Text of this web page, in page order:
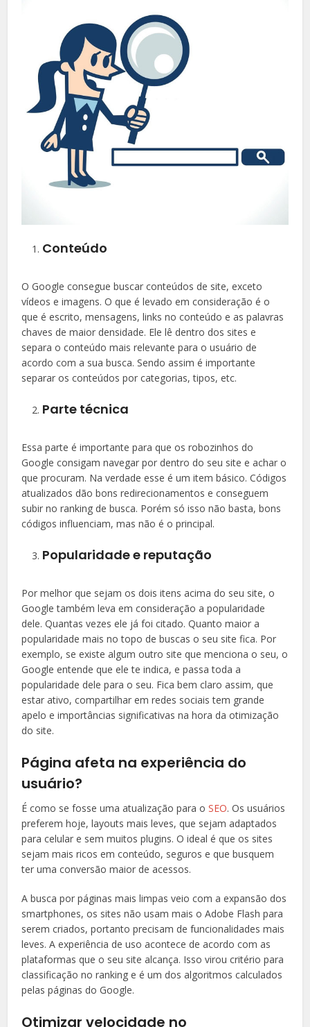
Conteúdo
O Google consegue buscar conteúdos de site, exceto
vídeos e imagens. O que é levado em consideração é o
que é escrito, mensagens, links no conteúdo e as palavras
chaves de maior densidade. Ele lê dentro dos sites e
separa o conteúdo mais relevante para o usuário de
acordo com a sua busca. Sendo assim é importante
separar os conteúdos por categorias, tipos, etc.
Parte técnica
Essa parte é importante para que os robozinhos do
Google consigam navegar por dentro do seu site e achar o
que procuram. Na verdade esse é um item básico. Códigos
atualizados dão bons redirecionamentos e conseguem
subir no ranking de busca. Porém só isso não basta, bons
códigos influenciam, mas não é o principal.
Popularidade e reputação
Por melhor que sejam os dois itens acima do seu site, o
Google também leva em consideração a popularidade
dele. Quantas vezes ele já foi citado. Quanto maior a
popularidade mais no topo de buscas o seu site fica. Por
exemplo, se existe algum outro site que menciona o seu, o
Google entende que ele te indica, e passa toda a
popularidade dele para o seu. Fica bem claro assim, que
estar ativo, compartilhar em redes sociais tem grande
apelo e importâncias significativas na hora da otimização
do site.
Página afeta na experiência do
usuário?
É como se fosse uma atualização para oSEO. Os usuários
preferem hoje, layouts mais leves, que sejam adaptados
para celular e sem muitos plugins. O ideal é que os sites
sejam mais ricos em conteúdo, seguros e que busquem
ter uma conversão maior de acessos.
A busca por páginas mais limpas veio com a expansão dos
smartphones, os sites não usam mais o Adobe Flash para
serem criados, portanto precisam de funcionalidades mais
leves. A experiência de uso acontece de acordo com as
plataformas que o seu site alcança. Isso virou critério para
classificação no ranking e é um dos algoritmos calculados
pelas páginas do Google.
Otimizar velocidade no